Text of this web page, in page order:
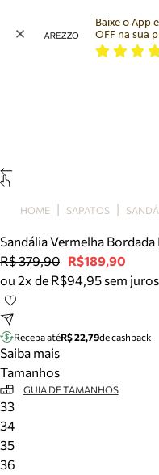
Bolsa
Tamanco
Tênis
Mule
Tire dúvidas sobre
Meus pedidos
Acompanhe seus
Baixe o App
OFF na sua
HOME SAPATOS
Sandália Vermelha
R$ 379,90 R$189,90
ou 2x de R$94,95 sem juros
Receba atéR$ 22,79de cashback
Saiba mais
Tamanhos
GUIA DE TAMANHOS
33
34
35
36